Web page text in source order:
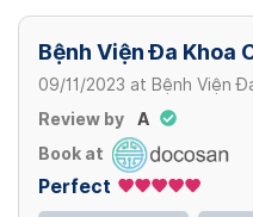
View more
Chọc tế bào tuyến
siêu âm
550,000 VND/ Lần
View more
Bệnh Viện Đa Khoa
09/11/2023 at Bệnh Viện
Review by
A
Book at
Perfect